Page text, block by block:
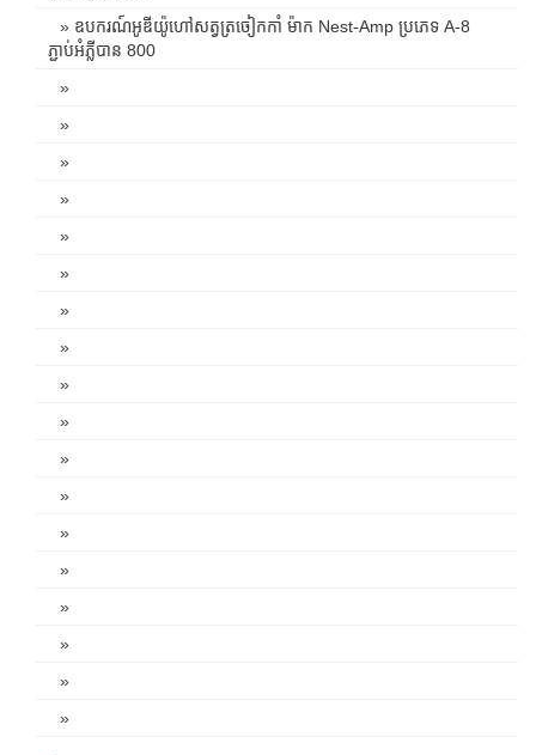
» ឧបករណ៍អូឌីយ៉ូហៅសត្វត្រចៀកកាំ ម៉ាក Nest-Amp ប្រភេទ A-8
ភ្ជាប់អំភ្លីបាន 800
»
»
»
»
»
»
»
»
»
»
»
»
»
»
»
»
»
»